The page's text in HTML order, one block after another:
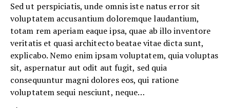
Sed ut perspiciatis, unde omnis iste natus error sit
voluptatem accusantium doloremque laudantium,
totam rem aperiam eaque ipsa, quae ab illo inventore
veritatis et quasi architecto beatae vitae dicta sunt,
explicabo. Nemo enim ipsam voluptatem, quia voluptas
sit, aspernatur aut odit aut fugit, sed quia
consequuntur magni dolores eos, qui ratione
voluptatem sequi nesciunt, neque…